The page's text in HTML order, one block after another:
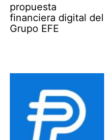
propuesta
financiera digital del
Grupo EFE